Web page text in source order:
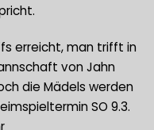
erreicht, man trifft in
von Jahn
die Mädels werden
SO 9.3.